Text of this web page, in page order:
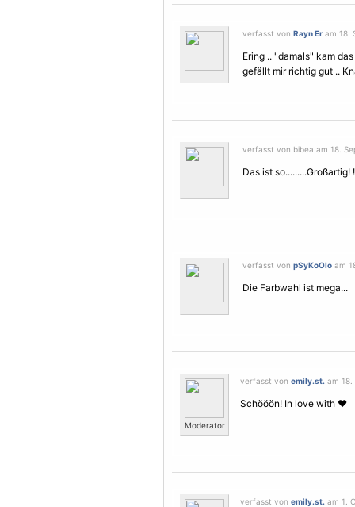
verfasst von Rayn Er am 18.
Ering .. "damals" kam
gefällt mir richtig gut ..
verfasst von bibea am 18.
Das ist
verfasst von pSyKoOlo am
Die Farbwahl ist mega...
Moderator
verfasst von emily.st. am 18.
Schööön! In love with ♥
verfasst von emily.st. am 1.